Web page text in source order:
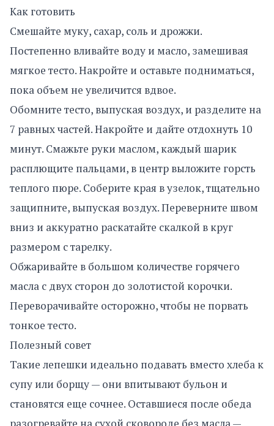
Как готовить
Смешайте муку, сахар, соль и дрожжи.
Постепенно вливайте воду и масло, замешивая
мягкое тесто. Накройте и оставьте подниматься,
пока объем не увеличится вдвое.
Обомните тесто, выпуская воздух, и разделите на
7 равных частей. Накройте и дайте отдохнуть 10
минут. Смажьте руки маслом, каждый шарик
расплющите пальцами, в центр выложите горсть
теплого пюре. Соберите края в узелок, тщательно
защипните, выпуская воздух. Переверните швом
вниз и аккуратно раскатайте скалкой в круг
размером с тарелку.
Обжаривайте в большом количестве горячего
масла с двух сторон до золотистой корочки.
Переворачивайте осторожно, чтобы не порвать
тонкое тесто.
Полезный совет
Такие лепешки идеально подавать вместо хлеба к
супу или борщу — они впитывают бульон и
становятся еще сочнее. Оставшиеся после обеда